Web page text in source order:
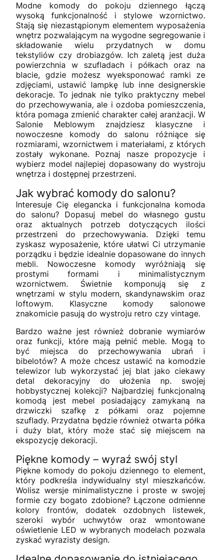
Modne komody do pokoju dziennego łączą
wysoką funkcjonalność i stylowe wzornictwo.
Stają się niezastąpionym elementem wyposażenia
wnętrz pozwalającym na wygodne segregowanie i
składowanie wielu przydatnych w domu
tekstyliów czy drobiazgów. Ich zaletą jest duża
powierzchnia w szufladach i półkach oraz na
blacie, gdzie możesz wyeksponować ramki ze
zdjęciami, ustawić lampkę lub inne designerskie
dekoracje. To jednak nie tylko praktyczny mebel
do przechowywania, ale i ozdoba pomieszczenia,
która pomaga zmienić charakter całej aranżacji. W
Salonie Meblowym znajdziesz klasyczne i
nowoczesne komody do salonu różniące się
rozmiarami, wzornictwem i materiałami, z których
zostały wykonane. Poznaj nasze propozycje i
wybierz model najlepiej dopasowany do wystroju
wnętrza i dostępnej przestrzeni.
Jak wybrać komody do salonu?
Interesuje Cię elegancka i funkcjonalna komoda
do salonu? Dopasuj mebel do własnego gustu
oraz aktualnych potrzeb dotyczących ilości
przestrzeni do przechowywania. Dzięki temu
zyskasz wyposażenie, które ułatwi Ci utrzymanie
porządku i będzie idealnie dopasowane do innych
mebli. Nowoczesne komody wyróżniają się
prostymi formami i minimalistycznym
wzornictwem. Świetnie komponują się z
wnętrzami w stylu modern, skandynawskim oraz
loftowym. Klasyczne komody salonowe
znakomicie pasują do wystroju retro czy vintage.
Bardzo ważne jest również dobranie wymiarów
oraz funkcji, które mają pełnić meble. Mogą to
być miejsca do przechowywania ubrań i
bibelotów? A może chcesz ustawić na komodzie
telewizor lub wykorzystać jej blat jako ciekawy
detal dekoracyjny do ułożenia np. swojej
hobbystycznej kolekcji? Najbardziej funkcjonalną
komodą jest mebel posiadający zamykaną na
drzwiczki szafkę z półkami oraz pojemne
szuflady. Przydatna będzie również otwarta półka
i duży blat, który może stać się miejscem na
ekspozycję dekoracji.
Piękne komody – wyraź swój styl
Piękne komody do pokoju dziennego to element,
który podkreśla indywidualny styl mieszkańców.
Wolisz wersje minimalistyczne i proste w swojej
formie czy bogato zdobione? Łączone odmienne
kolory frontów, dodatek ozdobnych listewek,
szeroki wybór uchwytów oraz wmontowane
oświetlenie LED w wybranych modelach pozwala
zyskać wyrazisty design.